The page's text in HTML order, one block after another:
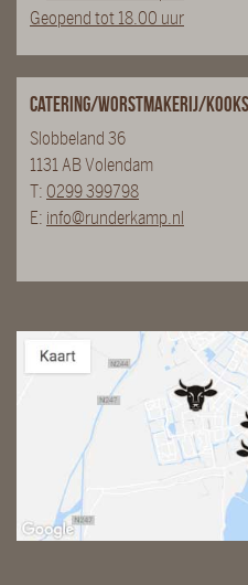
Geopend tot 18.00 uur
Catering/Worstmakerij/
Slobbeland 36
1131 AB Volendam
T: 0299 399798
E: info@runderkamp.nl